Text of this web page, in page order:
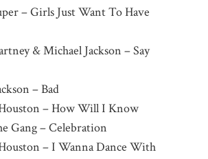
– Girls Just Want To Have
& Michael Jackson – Say
– Bad
– How Will I Know
Gang – Celebration
– I Wanna Dance With